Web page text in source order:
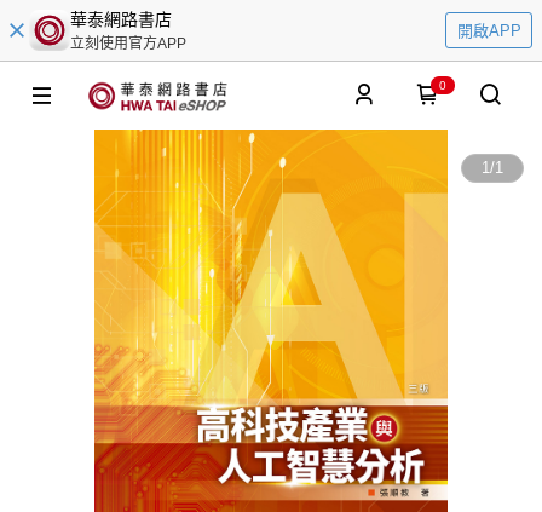
華泰網路書店
立刻使用官方APP
開啟APP
0
1/1